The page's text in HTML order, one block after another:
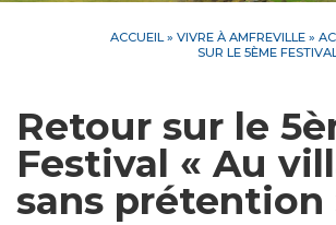
ACCUEIL » VIVRE À AMFREVILLE »
SUR LE 5ÈME
Retour sur le
Festival « Au
sans prétention